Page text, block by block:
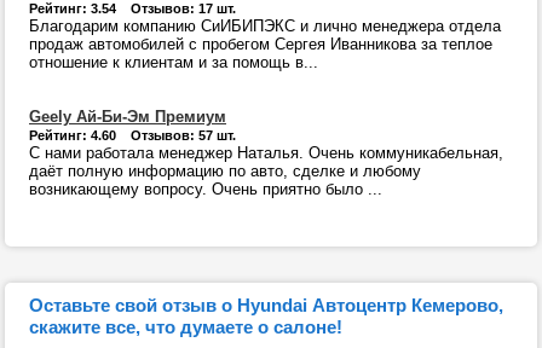
Рейтинг: 3.54 Отзывов: 17 шт.
Благодарим компанию СиИБИПЭКС и лично менеджера отдела
продаж автомобилей с пробегом Сергея Иванникова за теплое
отношение к клиентам и за помощь в...
Geely Ай-Би-Эм Премиум
Рейтинг: 4.60 Отзывов: 57 шт.
С нами работала менеджер Наталья. Очень коммуникабельная,
даёт полную информацию по авто, сделке и любому
возникающему вопросу. Очень приятно было ...
Оставьте свой отзыв о Hyundai Автоцентр Кемерово,
скажите все, что думаете о салоне!